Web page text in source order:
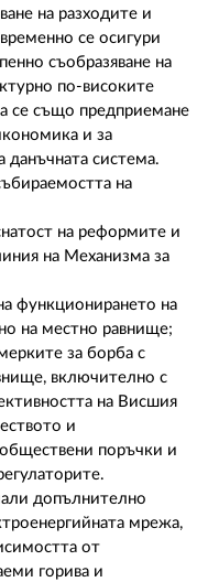
на разходите и
се осигури
съобразяване на
по-високите
се също предприемане
и за
данъчната система.
на
на реформите и
на Механизма за
функционирането на
на местно равнище;
за борба с
включително с
на Висшия
и
поръчки и
допълнително
мрежа,
от
горива и